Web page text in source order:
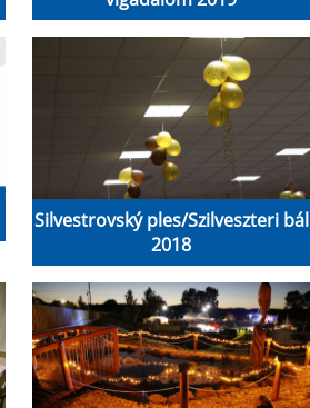
Silvestrovský ples/Szilveszteri bál
2018